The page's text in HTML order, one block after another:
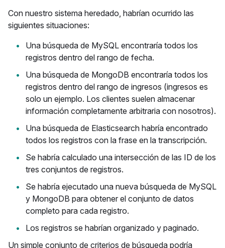
Con nuestro sistema heredado, habrían ocurrido las
siguientes situaciones:
Una búsqueda de MySQL encontraría todos los
registros dentro del rango de fecha.
Una búsqueda de MongoDB encontraría todos los
registros dentro del rango de ingresos (ingresos es
solo un ejemplo. Los clientes suelen almacenar
información completamente arbitraria con nosotros).
Una búsqueda de Elasticsearch habría encontrado
todos los registros con la frase en la transcripción.
Se habría calculado una intersección de las ID de los
tres conjuntos de registros.
Se habría ejecutado una nueva búsqueda de MySQL
y MongoDB para obtener el conjunto de datos
completo para cada registro.
Los registros se habrían organizado y paginado.
Un simple conjunto de criterios de búsqueda podría